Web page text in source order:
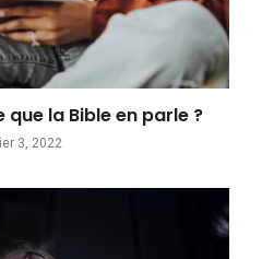
la Bible en parle ?
3, 2022